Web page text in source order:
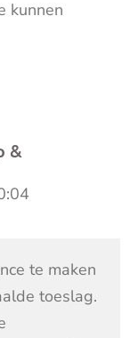
kunnen
&
te maken
toeslag.